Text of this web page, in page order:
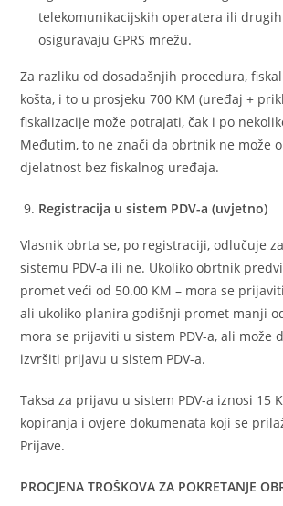
telekomunikacijskih operatera ili
osiguravaju GPRS mrežu.
Za razliku od dosadašnjih procedura,
košta, i to u prosjeku 700 KM (uređaj +
fiskalizacije može potrajati, čak i po
Međutim, to ne znači da obrtnik ne može
djelatnost bez fiskalnog uređaja.
Registracija u sistem PDV-a (uvjetno)
Vlasnik obrta se, po registraciji, odlučuje
sistemu PDV-a ili ne. Ukoliko obrtnik
promet veći od 50.00 KM – mora se
ali ukoliko planira godišnji promet manji
mora se prijaviti u sistem PDV-a, ali može
izvršiti prijavu u sistem PDV-a.
Taksa za prijavu u sistem PDV-a iznosi 15
kopiranja i ovjere dokumenata koji se
Prijave.
PROCJENA TROŠKOVA ZA POKRETANJE